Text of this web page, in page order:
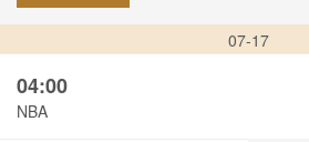
07-17
04:00
NBA